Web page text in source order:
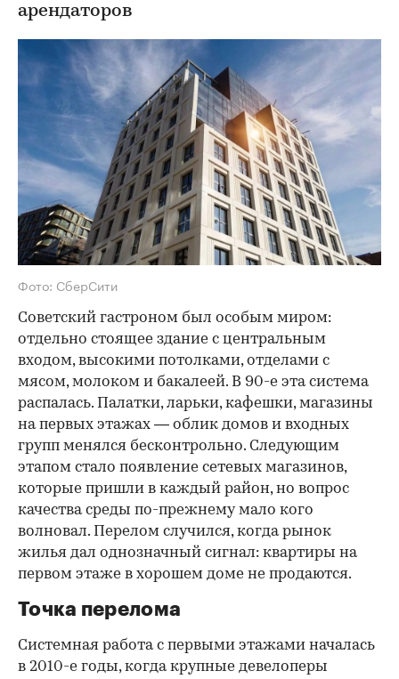
арендаторов
Фото: СберСити
Советский гастроном был особым миром:
отдельно стоящее здание с центральным
входом, высокими потолками, отделами с
мясом, молоком и бакалеей. В 90-е эта система
распалась. Палатки, ларьки, кафешки, магазины
на первых этажах — облик домов и входных
групп менялся бесконтрольно. Следующим
этапом стало появление сетевых магазинов,
которые пришли в каждый район, но вопрос
качества среды по-прежнему мало кого
волновал. Перелом случился, когда рынок
жилья дал однозначный сигнал: квартиры на
первом этаже в хорошем доме не продаются.
Точка перелома
Системная работа с первыми этажами началась
в 2010-е годы, когда крупные девелоперы